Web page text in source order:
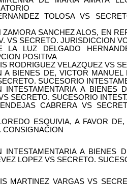
TOLOSA VS
ZAMORA SANCHEZ ALOS, EN
VS SECRETO. JURISDICCION
LA LUZ DELGADO
POSITIVA
RODRIGUEZ VELAZQUEZ VS
A BIENES DE, VICTOR
SUCESORIO
INTESTAMENTARIA A
SECRETO. SUCESORIO
CABRERA VS
ESQUIVIA, A FAVOR
CONSIGNACION
INTESTAMENTARIA A BIENES
LOPEZ VS SECRETO.
MARTINEZ VARGAS VS